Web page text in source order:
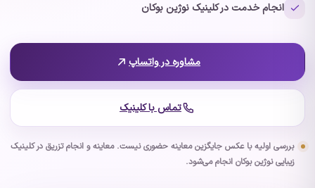
انجام خدمت در کلینیک نوژین بوکان
مشاوره در واتساپ
تماس با کلینیک
بررسی اولیه با عکس جایگزین معاینه حضوری نیست. معاینه و انجام تزریق در کلینیک
زیبایی نوژین بوکان انجام می‌شود.